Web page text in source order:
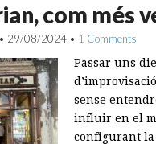
com més
• 29/08/2024 • 1 Comments
Passar uns
sense
influir en el
configurant la